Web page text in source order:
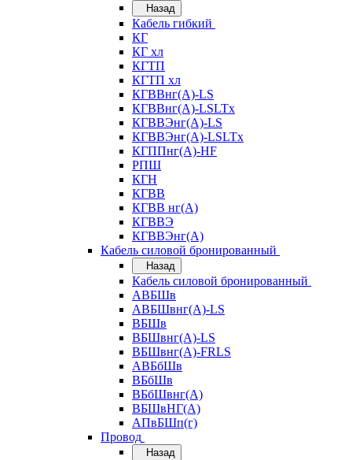
Назад
Кабель гибкий
КГ
КГ хл
КГТП
КГТП хл
КГВВнг(А)-LS
КГВВнг(А)-LSLTx
КГВВЭнг(А)-LS
КГВВЭнг(А)-LSLTx
КГППнг(А)-HF
РПШ
КГН
КГВВ
КГВВ нг(А)
КГВВЭ
КГВВЭнг(А)
Кабель силовой бронированный
Назад
Кабель силовой бронированный
АВБШв
АВБШвнг(А)-LS
ВБШв
ВБШвнг(А)-LS
ВБШвнг(А)-FRLS
АВБбШв
ВБбШв
ВБбШвнг(А)
ВБШвНГ(А)
АПвБШп(г)
Провод
Назад